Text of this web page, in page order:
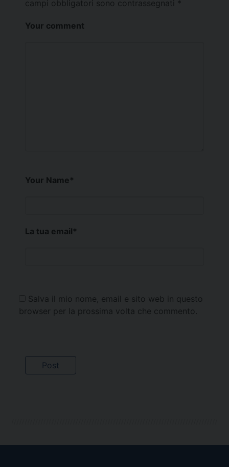
campi obbligatori sono contrassegnati *
Your comment
Your Name*
La tua email*
Salva il mio nome, email e sito web in questo
browser per la prossima volta che commento.